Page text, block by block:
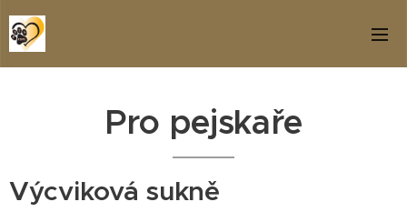
Pro pejskaře
Výcviková sukně